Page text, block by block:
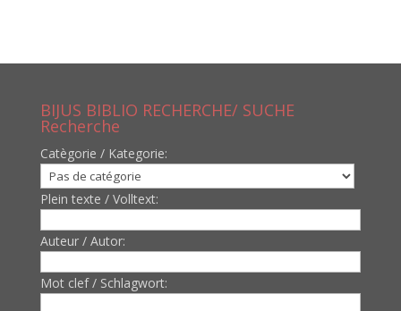
BIJUS BIBLIO RECHERCHE/ SUCHE
Recherche
Catègorie / Kategorie:
Plein texte / Volltext:
Auteur / Autor:
Mot clef / Schlagwort: